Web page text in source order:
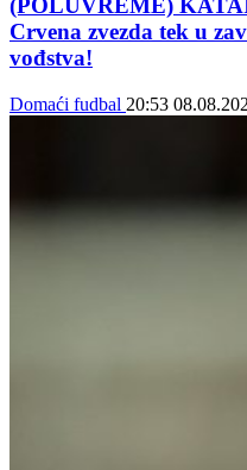
(POLUVREME)
Crvena zvezda tek u
vođstva!
Domaći fudbal 20:53